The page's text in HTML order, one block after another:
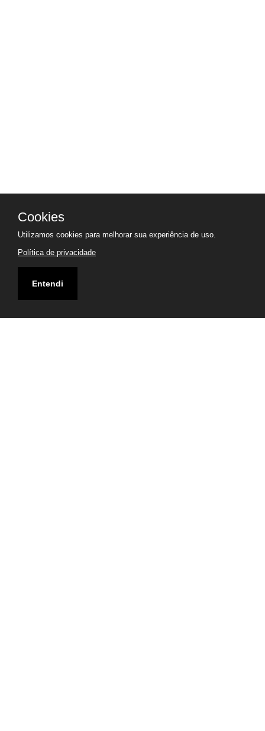
Cookies
Utilizamos cookies para melhorar sua experiência de uso.
Política de privacidade
Entendi